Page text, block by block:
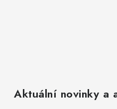
Aktuální novinky a